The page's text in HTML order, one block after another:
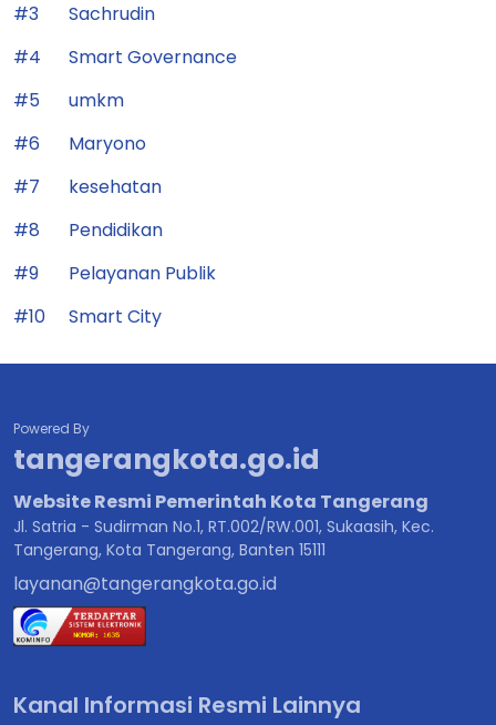
#3
Sachrudin
#4
Smart Governance
#5
umkm
#6
Maryono
#7
kesehatan
#8
Pendidikan
#9
Pelayanan Publik
#10
Smart City
Powered By
tangerangkota.go.id
Website Resmi Pemerintah Kota Tangerang
Jl. Satria - Sudirman No.1, RT.002/RW.001, Sukaasih, Kec.
Tangerang, Kota Tangerang, Banten 15111
layanan@tangerangkota.go.id
Kanal Informasi Resmi Lainnya